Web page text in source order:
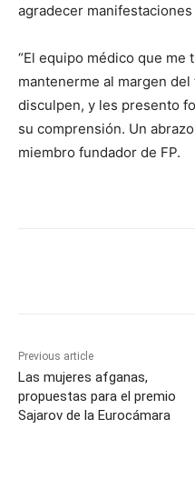
agradecer
“El equipo médico que me
mantenerme al margen
disculpen, y les presento
su comprensión. Un
miembro fundador de FP.
Previous article
Las mujeres afganas,
propuestas para el premio
Sajarov de la Eurocámara